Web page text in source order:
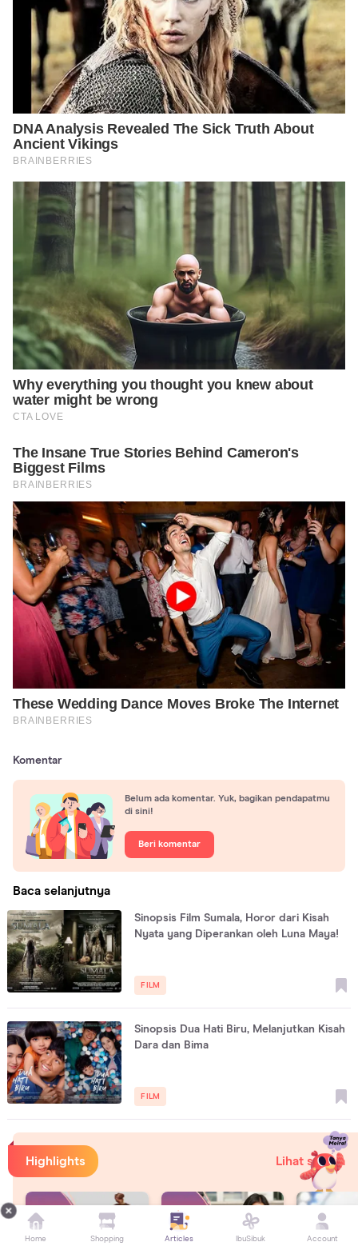
Komentar
Belum ada komentar. Yuk, bagikan pendapatmu
di sini!
Beri komentar
Baca selanjutnya
Sinopsis Film Sumala, Horor dari Kisah
Nyata yang Diperankan oleh Luna Maya!
FILM
Sinopsis Dua Hati Biru, Melanjutkan Kisah
Dara dan Bima
FILM
Highlights Lihat semua
Home Shopping Articles IbuSibuk Account